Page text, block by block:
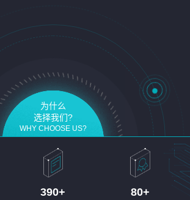
为什么
选择我们?
WHY CHOOSE US?
390+ 80+